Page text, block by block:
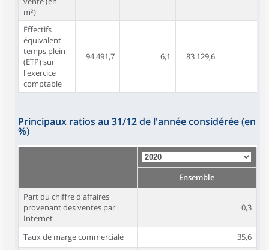
m²)
Effectifs
équivalent
temps plein
(ETP) sur
l'exercice
comptable
94 491,7 6,1 83 129,6
Principaux ratios au 31/12 de l'année considérée (en
%)
Ensemble
Part du chiffre d'affaires
provenant des ventes par
Internet
0,3
Taux de marge commerciale
35,6